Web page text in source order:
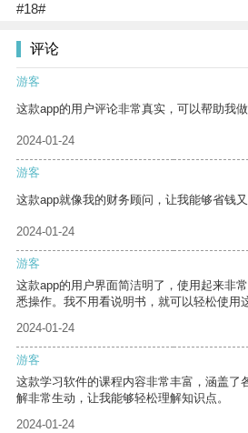
#18#
评论
游客
这款app的用户评论非常真实，可以帮助我做
2024-01-24
游客
这款app就像我的财务顾问，让我能够省钱又
2024-01-24
游客
这款app的用户界面简洁明了，使用起来非
悉操作。我不用看说明书，就可以轻松使用
2024-01-24
游客
这款学习软件的课程内容非常丰富，涵盖了
解非常生动，让我能够轻松理解知识点。
2024-01-24